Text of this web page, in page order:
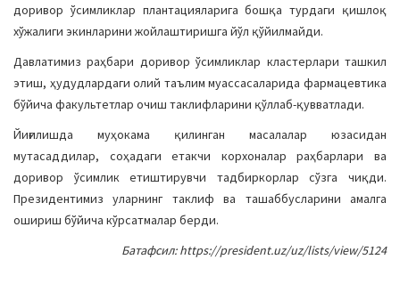
доривор ўсимликлар плантацияларига бошқа турдаги қишлоқ
хўжалиги экинларини жойлаштиришга йўл қўйилмайди.
Давлатимиз раҳбари доривор ўсимликлар кластерлари ташкил
этиш, ҳудудлардаги олий таълим муассасаларида фармацевтика
бўйича факультетлар очиш таклифларини қўллаб-қувватлади.
Йиғилишда муҳокама қилинган масалалар юзасидан
мутасаддилар, соҳадаги етакчи корхоналар раҳбарлари ва
доривор ўсимлик етиштирувчи тадбиркорлар сўзга чиқди.
Президентимиз уларнинг таклиф ва ташаббусларини амалга
ошириш бўйича кўрсатмалар берди.
Батафсил: https://president.uz/uz/lists/view/5124